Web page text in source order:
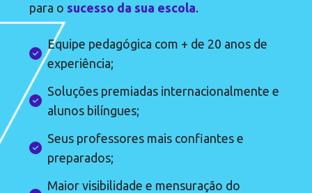
para o sucesso da sua escola.
Equipe pedagógica com + de 20 anos de
experiência;
Soluções premiadas internacionalmente e
alunos bilíngues;
Seus professores mais confiantes e
preparados;
Maior visibilidade e mensuração do